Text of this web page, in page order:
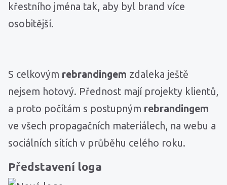
křestního jména tak, aby byl brand více
osobitější.
S celkovým rebrandingem zdaleka ještě
nejsem hotový. Přednost mají projekty klientů,
a proto počítám s postupným rebrandingem
ve všech propagačních materiálech, na webu a
sociálních sítích v průběhu celého roku.
Představení loga